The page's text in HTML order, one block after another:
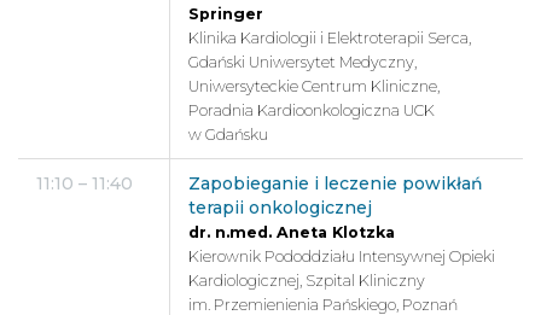
Springer
Klinika Kardiologii i Elektroterapii Serca,
Gdański Uniwersytet Medyczny,
Uniwersyteckie Centrum Kliniczne,
Poradnia Kardioonkologiczna UCK
w Gdańsku
11:10 – 11:40
Zapobieganie i leczenie powikłań
terapii onkologicznej
dr. n.med. Aneta Klotzka
Kierownik Pododdziału Intensywnej Opieki
Kardiologicznej, Szpital Kliniczny
im. Przemienienia Pańskiego, Poznań